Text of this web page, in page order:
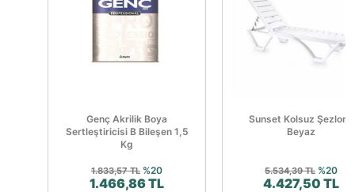
Genç Akrilik Boya
Sertleştiricisi B Bileşen 1,5
Kg
1.833,57 TL %20
1.466,86 TL
Sunset Kolsuz Şezlong
Beyaz
5.534,39 TL %20
4.427,50 TL